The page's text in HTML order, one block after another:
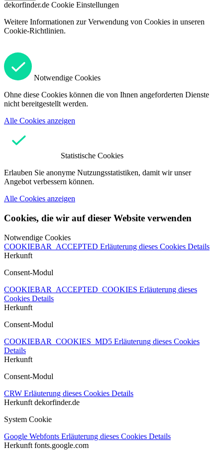
dekorfinder.de Cookie Einstellungen
Weitere Informationen zur Verwendung von Cookies in unseren
Cookie-Richtlinien.
Notwendige Cookies
Ohne diese Cookies können die von Ihnen angeforderten Dienste
nicht bereitgestellt werden.
Alle Cookies anzeigen
Statistische Cookies
Erlauben Sie anonyme Nutzungsstatistiken, damit wir unser
Angebot verbessern können.
Alle Cookies anzeigen
Cookies, die wir auf dieser Website verwenden
Notwendige Cookies
COOKIEBAR_ACCEPTED Erläuterung dieses Cookies Details
Herkunft
Consent-Modul
COOKIEBAR_ACCEPTED_COOKIES Erläuterung dieses
Cookies Details
Herkunft
Consent-Modul
COOKIEBAR_COOKIES_MD5 Erläuterung dieses Cookies
Details
Herkunft
Consent-Modul
CRW Erläuterung dieses Cookies Details
Herkunft dekorfinder.de
System Cookie
Google Webfonts Erläuterung dieses Cookies Details
Herkunft fonts.google.com